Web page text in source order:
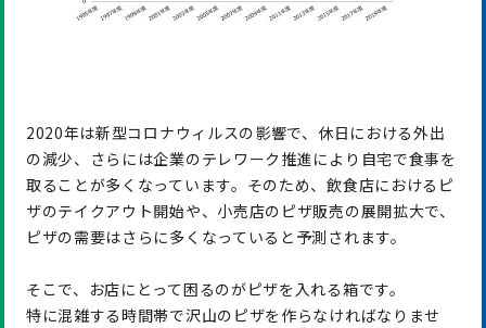
2020年は新型コロナウィルスの影響で、休日における外出
の減少、さらには企業のテレワーク推進により自宅で食事を
取ることが多くなっています。そのため、飲食店におけるピ
ザのテイクアウト開始や、小売店のピザ販売の展開拡大で、
ピザの需要はさらに多くなっていると予測されます。
そこで、お店にとって困るのがピザを入れる箱です。
特に混雑する時間帯で沢山のピザを作らなければなりませ